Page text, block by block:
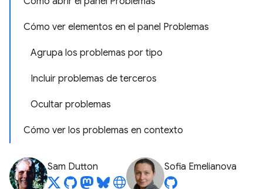
Cómo ver elementos en el panel Problemas
Agrupa los problemas por tipo
Incluir problemas de terceros
Ocultar problemas
Cómo ver los problemas en contexto
Sam Dutton Sofia Emelianova